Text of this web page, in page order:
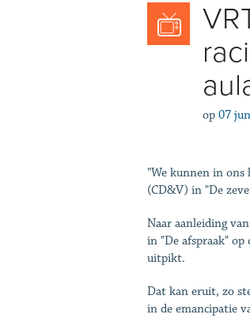
op 07
"We kunnen in
(CD&V) in "De
Naar aanleiding
in "De afspraak"
uitpikt.
Dat kan eruit, zo
in de emancipatie